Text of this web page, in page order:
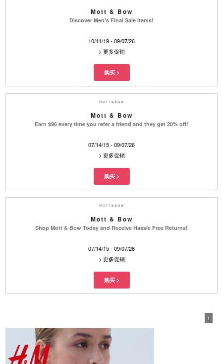
Mott & Bow
Discover Men's Final Sale Items!
10/11/19 - 09/07/26
> 更多促销
Mott & Bow
Earn $96 every time you refer a friend and they get 20% off!
07/14/15 - 09/07/26
> 更多促销
Mott & Bow
Shop Mott & Bow Today and Receive Hassle Free Returns!
07/14/15 - 09/07/26
> 更多促销
1